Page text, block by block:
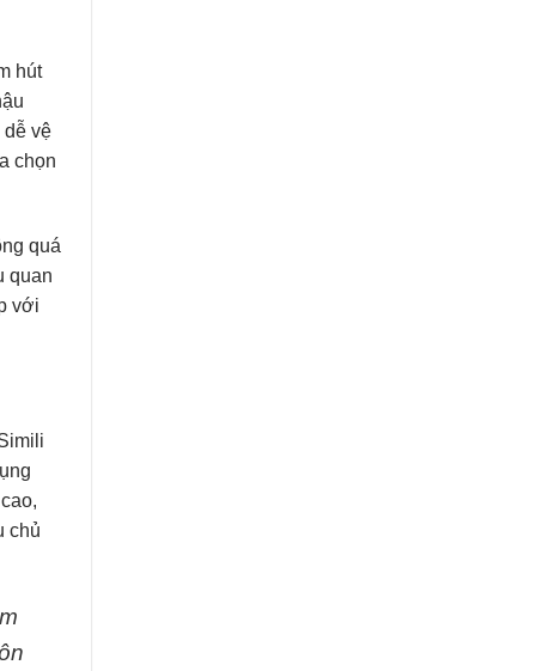
hút
dễ vệ
chọn
quá
quan
với
chủ